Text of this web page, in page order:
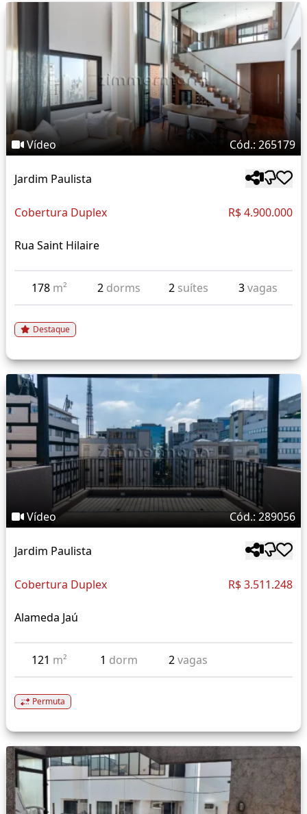
Vídeo Cód.: 265179
Jardim Paulista
Cobertura Duplex R$ 4.900.000
Rua Saint Hilaire
178 m² 2 dorms 2 suítes 3vagas
Destaque
Vídeo Cód.: 289056
Jardim Paulista
Cobertura Duplex R$ 3.511.248
Alameda Jaú
121 m² 1 dorm 2vagas
Permuta